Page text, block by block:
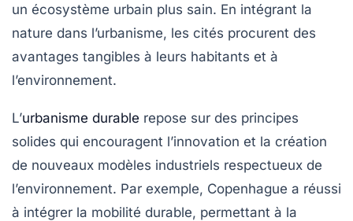
un écosystème urbain plus sain. En intégrant la
nature dans l’urbanisme, les cités procurent des
avantages tangibles à leurs habitants et à
l’environnement.
L’urbanisme durable repose sur des principes
solides qui encouragent l’innovation et la création
de nouveaux modèles industriels respectueux de
l’environnement. Par exemple, Copenhague a réussi
à intégrer la mobilité durable, permettant à la